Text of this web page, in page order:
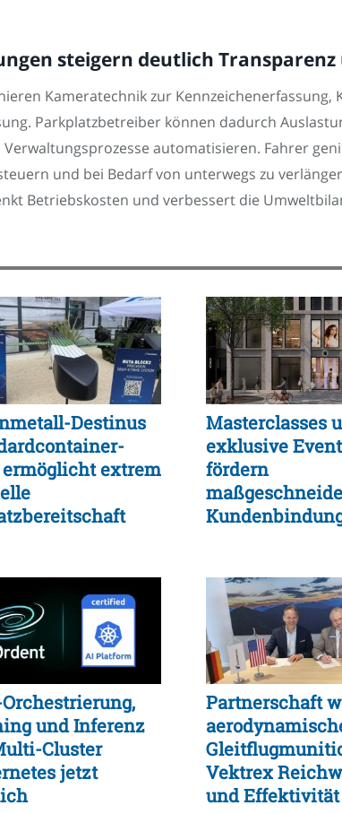
steigern deutlich
Kameratechnik zur
Parkplatzbetreiber können dadurch
automatisieren. Fahrer
und bei Bedarf von unterwegs zu
Betriebskosten und verbessert die
Destinus
ermöglicht extrem
Masterclasses
exklusive
fördern
Orchestrierung,
und Inferenz
Cluster
jetzt
Partnerschaft
Vektrex
und Effektivität